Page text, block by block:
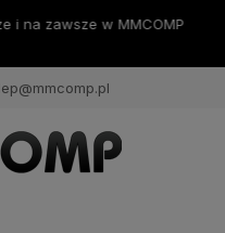
od 200zł 💪